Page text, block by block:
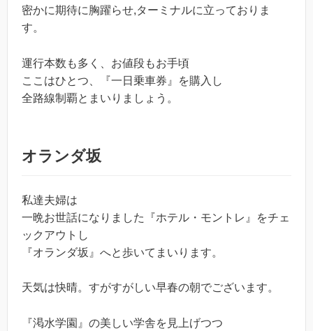
密かに期待に胸躍らせ,ターミナルに立っておりま
す。
運行本数も多く、お値段もお手頃
ここはひとつ、『一日乗車券』を購入し
全路線制覇とまいりましょう。
オランダ坂
私達夫婦は
一晩お世話になりました『ホテル・モントレ』をチェ
ックアウトし
『オランダ坂』へと歩いてまいります。
天気は快晴。すがすがしい早春の朝でございます。
『渇水学園』の美しい学舎を見上げつつ